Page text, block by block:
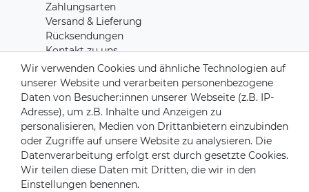
Zahlungsarten
Versand & Lieferung
Rücksendungen
Kontakt zu uns
Zahlungsanbieter
Versandpartner
Wir verwenden Cookies und ähnliche Technologien auf
unserer Website und verarbeiten personenbezogene
Daten von Besucher:innen unserer Webseite (z.B. IP-
Adresse), um z.B. Inhalte und Anzeigen zu
personalisieren, Medien von Drittanbietern einzubinden
oder Zugriffe auf unsere Website zu analysieren. Die
Datenverarbeitung erfolgt erst durch gesetzte Cookies.
Wir teilen diese Daten mit Dritten, die wir in den
Einstellungen benennen.